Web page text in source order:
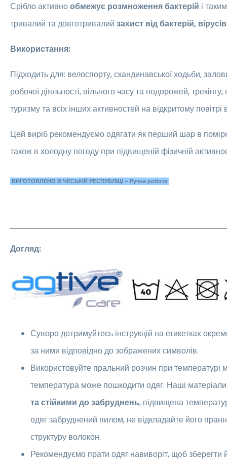
Срібло активнообмежує розмноження бактерій і
тривалий та довготривалий захист від бактерій,
Використання:
Підходить для: велоспорту, скандинавської ходьби,
робочої діяльності, вільного часу та подорожей,
туризму та всіх інших активностей на відкритому
Цей виріб рекомендуємо одягати як перший шар в
також в холодну погоду при підвищеній фізичній
ВИГОТОВЛЕНО В ЧЕСЬКІЙ РЕСПУБЛІЦІ - Ручна робота
Догляд:
Суворо дотримуйтесь інструкцій на етикетках
за ними відповідно до зображених символів.
Використовуйте пральний розчин при температурі
температура може пошкодити одяг. Наші
та стійкими до забруднень, підвищена
одяг забруднений пилом, не відкладайте його
структуру волокон.
Рекомендуємо прати одяг навиворіт, щоб зберегти